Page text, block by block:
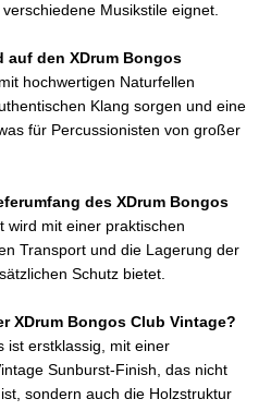
Musikstile eignet.
auf den XDrum Bongos
hochwertigen Naturfellen
Klang sorgen und eine
für Percussionisten von großer
des XDrum Bongos
wird mit einer praktischen
Transport und die Lagerung der
Schutz bietet.
XDrum Bongos Club Vintage?
ist erstklassig, mit einer
Sunburst-Finish, das nicht
sondern auch die Holzstruktur